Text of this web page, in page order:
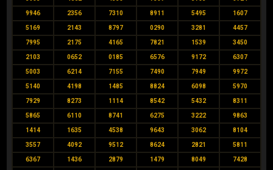
9946 2356 7310 8911 5495 1607
5169 2143 8797 0290 3281 4457
7995 2175 4165 7821 1539 3450
2103 0652 0185 6576 9172 6307
5003 6214 7155 7490 7949 9972
5140 4198 1485 8824 6098 5970
7929 8273 1114 8542 5432 8311
5865 6110 8741 6275 3222 9863
1414 1635 4538 9643 3062 8104
3557 4092 9512 8624 2821 5811
6367 1436 2879 1479 8049 7428